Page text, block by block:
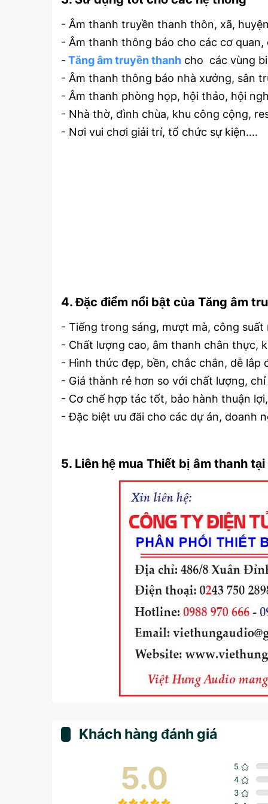
- Âm thanh truyền thanh thôn, xã,
- Âm thanh thông báo cho các cơ quan,
- Tăng âm truyền thanh cho các vùng
- Âm thanh thông báo nhà xưởng, sân
- Âm thanh phòng họp, hội thảo, hội
- Nhà thờ, đình chùa, khu công cộng,
- Nơi vui chơi giải trí, tổ chức sự kiện....
4. Đặc điểm nổi bật của Tăng âm
- Tiếng trong sáng, mượt mà, công
- Chất lượng cao, âm thanh chân thực,
- Hình thức đẹp, bền, chắc chắn, dễ lắp
- Giá thành rẻ hơn so với chất lượng,
- Cơ chế hợp tác tốt, bảo hành thuận
- Đặc biệt ưu đãi cho các dự án, doanh
5. Liên hệ mua Thiết bị âm thanh
Khách hàng đánh giá
5.0 5
4
3